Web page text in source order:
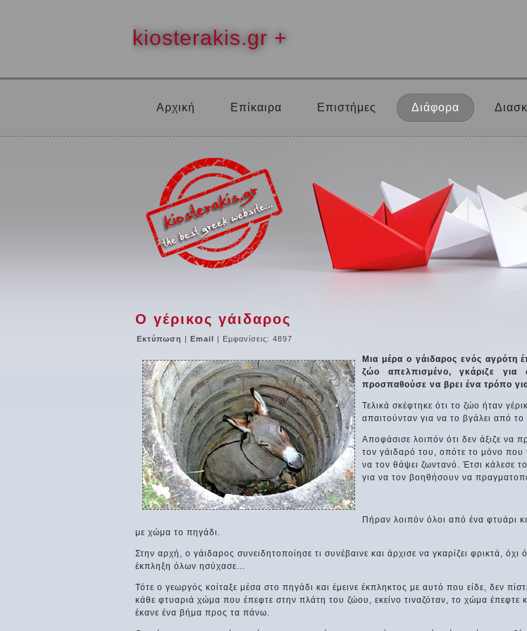
kiosterakis.gr +
Αρχική Επίκαιρα Επιστήμες Διάφορα
Ο γέρικος γάιδαρος
Εκτύπωση | Email | Εμφανίσεις: 4897
Μια μέρα ο γάιδαρος ενός αγρότη
ζώο απελπισμένο, γκάριζε
προσπαθούσε να βρει ένα τρόπο
Τελικά σκέφτηκε ότι το ζώο ήταν
απαιτούνταν για να το βγάλει από
Αποφάσισε λοιπόν ότι δεν άξιζε να
τον γάιδαρό του, οπότε το μόνο που
να τον θάψει ζωντανό. Έτσι κάλεσε
για να τον βοηθήσουν να
Πήραν λοιπόν όλοι από ένα φτυάρι
με χώμα το πηγάδι.
Στην αρχή, ο γάιδαρος συνειδητοποίησε τι συνέβαινε και άρχισε να γκαρίζει φρικτά,
έκπληξη όλων ησύχασε…
Τότε ο γεωργός κοίταξε μέσα στο πηγάδι και έμεινε έκπληκτος με αυτό που είδε, δεν
κάθε φτυαριά χώμα που έπεφτε στην πλάτη του ζώου, εκείνο τιναζόταν, το χώμα έπεφτε
έκανε ένα βήμα προς τα πάνω.